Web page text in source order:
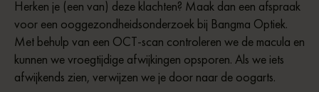
Herken je (een van) deze klachten? Maak dan een afspraak
voor een ooggezondheidsonderzoek bij Bangma Optiek.
Met behulp van een OCT-scan controleren we de macula en
kunnen we vroegtijdige afwijkingen opsporen. Als we iets
afwijkends zien, verwijzen we je door naar de oogarts.